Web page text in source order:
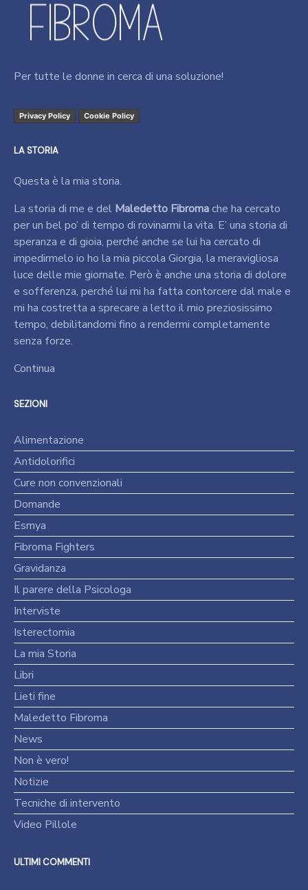
Per tutte le donne in cerca di una soluzione!
Privacy Policy Cookie Policy
LA STORIA
Questa è la mia storia.
La storia di me e del Maledetto Fibromache ha cercato
per un bel po’ di tempo di rovinarmi la vita. E’ una storia di
speranza e di gioia, perché anche se lui ha cercato di
impedirmelo io ho la mia piccola Giorgia, la meravigliosa
luce delle mie giornate. Però è anche una storia di dolore
e sofferenza, perché lui mi ha fatta contorcere dal male e
mi ha costretta a sprecare a letto il mio preziosissimo
tempo, debilitandomi fino a rendermi completamente
senza forze.
Continua
SEZIONI
Alimentazione
Antidolorifici
Cure non convenzionali
Domande
Esmya
Fibroma Fighters
Gravidanza
Il parere della Psicologa
Interviste
Isterectomia
La mia Storia
Libri
Lieti fine
Maledetto Fibroma
News
Non è vero!
Notizie
Tecniche di intervento
Video Pillole
ULTIMI COMMENTI